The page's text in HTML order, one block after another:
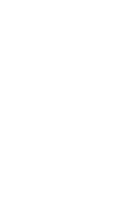
do serwisu